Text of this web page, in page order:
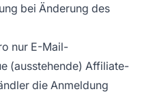
bei Änderung des
nur E-Mail-
(ausstehende) Affiliate-
die Anmeldung